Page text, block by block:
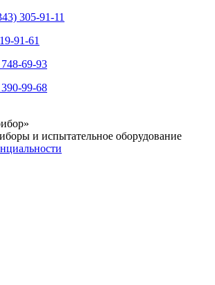
305-91-11
91-61
69-93
99-68
и испытательное оборудование